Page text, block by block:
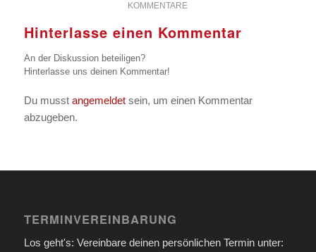
KOMMENTARE
Hinterlasse einen Kommentar
An der Diskussion beteiligen?
Hinterlasse uns deinen Kommentar!
Du musst angemeldetsein, um einen Kommentar
abzugeben.
TERMINVEREINBARUNG
Los geht's: Vereinbare deinen persönlichen Termin unter: